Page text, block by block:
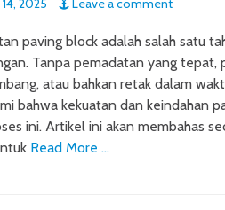
2025 Leave a comment
paving block adalah salah satu
Tanpa pemadatan yang tepat,
atau bahkan retak dalam
bahwa kekuatan dan keindahan
ini. Artikel ini akan membahas
Read More …